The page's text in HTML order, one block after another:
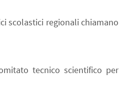
scolastici regionali chiamano
tecnico scientifico per